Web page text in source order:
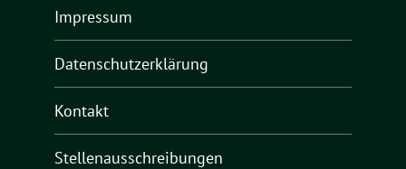
Impressum
Datenschutzerklärung
Kontakt
Stellenausschreibungen